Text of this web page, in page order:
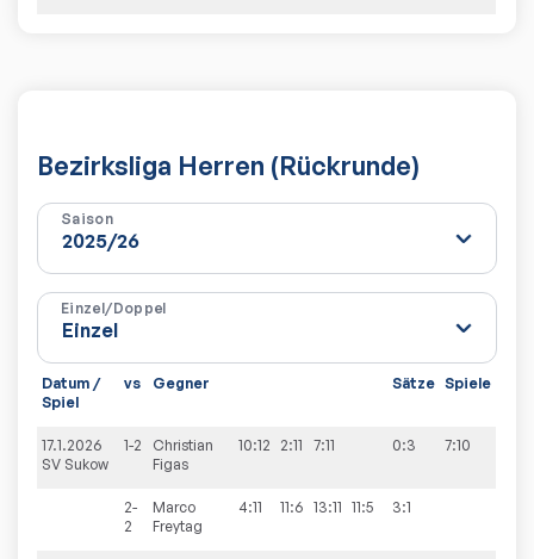
Bezirksliga Herren (Rückrunde)
Saison
Einzel/Doppel
Datum /
Spiel
vs Gegner Sätze Spiele
17.1.2026
SV Sukow
1-2
Christian
Figas
10:12 2:11 7:11 0:3 7:10
2-
2
Marco
Freytag
4:11 11:6 13:11 11:5 3:1